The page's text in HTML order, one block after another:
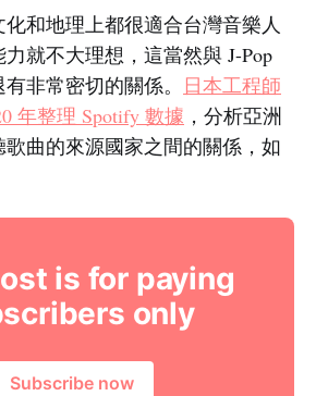
和地理上都很適合台灣音樂人
就不大理想，這當然與 J-Pop
非常密切的關係。
日本工程師
年整理 Spotify 數據 ，分析亞洲
曲的來源國家之間的關係，如
is for paying
only
Subscribe now